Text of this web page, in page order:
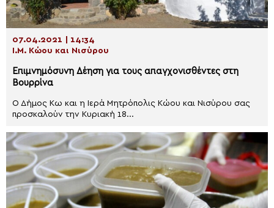
07.04.2021 | 14:34
Ι.Μ. Κώου και Νισύρου
Επιμνημόσυνη Δέηση για τους απαγχονισθέντες στη
Βουρρίνα
Ο Δήμος Κω και η Ιερά Μητρόπολις Κώου και Νισύρου σας
προσκαλούν την Κυριακή 18...